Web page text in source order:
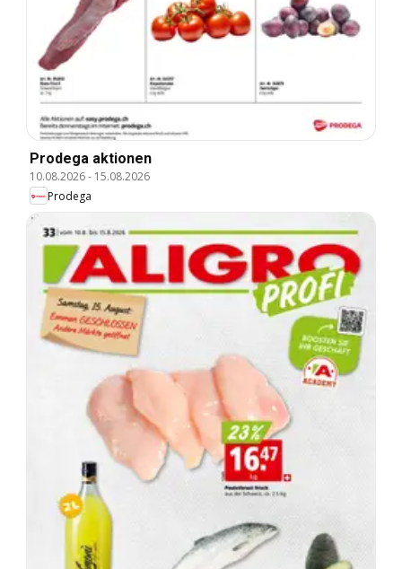
Prodega aktionen
10.08.2026- 15.08.2026
Prodega